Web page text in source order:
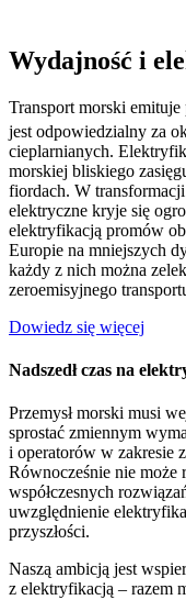
Wydajność i
Transport morski
jest odpowiedzialny za
cieplarnianych.
morskiej bliskiego
fiordach. W
elektryczne kryje się
elektryfikacją promów
Europie na mniejszych
każdy z nich można
zeroemisyjnego
Dowiedz się więcej
Nadszedł czas na
Przemysł morski musi
sprostać zmiennym
i operatorów w zakresie
Równocześnie nie
współczesnych
uwzględnienie
przyszłości.
Naszą ambicją jest
z elektryfikacją – razem